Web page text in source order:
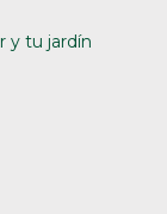
y tu jardín